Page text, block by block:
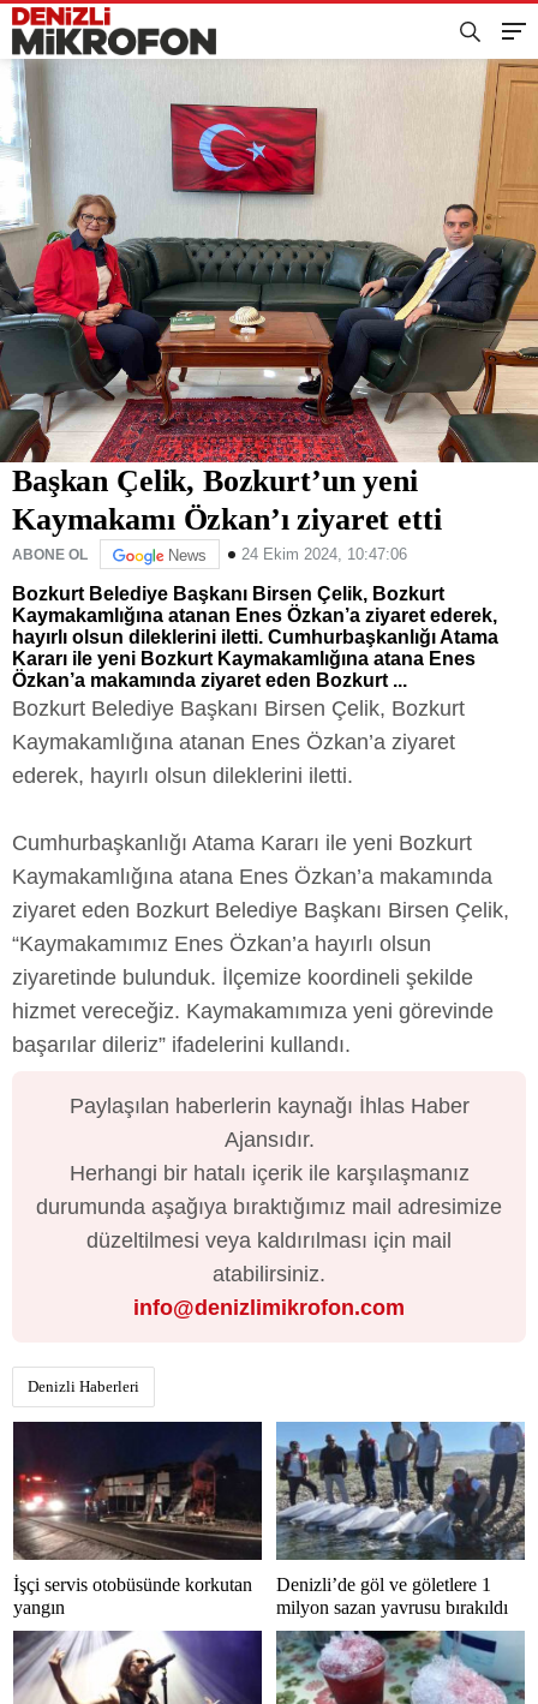
Başkan Çelik, Bozkurt’un yeni
Kaymakamı Özkan’ı ziyaret etti
ABONE OL News 24 Ekim 2024, 10:47:06
Bozkurt Belediye Başkanı Birsen Çelik, Bozkurt
Kaymakamlığına atanan Enes Özkan’a ziyaret ederek,
hayırlı olsun dileklerini iletti. Cumhurbaşkanlığı Atama
Kararı ile yeni Bozkurt Kaymakamlığına atana Enes
Özkan’a makamında ziyaret eden Bozkurt ...
Bozkurt Belediye Başkanı Birsen Çelik, Bozkurt
Kaymakamlığına atanan Enes Özkan’a ziyaret
ederek, hayırlı olsun dileklerini iletti.
Cumhurbaşkanlığı Atama Kararı ile yeni Bozkurt
Kaymakamlığına atana Enes Özkan’a makamında
ziyaret eden Bozkurt Belediye Başkanı Birsen Çelik,
“Kaymakamımız Enes Özkan’a hayırlı olsun
ziyaretinde bulunduk. İlçemize koordineli şekilde
hizmet vereceğiz. Kaymakamımıza yeni görevinde
başarılar dileriz” ifadelerini kullandı.
Paylaşılan haberlerin kaynağı İhlas Haber
Ajansıdır.
Herhangi bir hatalı içerik ile karşılaşmanız
durumunda aşağıya bıraktığımız mail adresimize
düzeltilmesi veya kaldırılması için mail
atabilirsiniz.
info@denizlimikrofon.com
Denizli Haberleri
İşçi servis otobüsünde korkutan
yangın
Denizli’de göl ve göletlere 1
milyon sazan yavrusu bırakıldı